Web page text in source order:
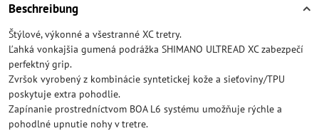
Beschreibung
Štýlové, výkonné a všestranné XC tretry.
Ľahká vonkajšia gumená podrážka SHIMANO ULTREAD XC zabezpečí
perfektný grip.
Zvršok vyrobený z kombinácie syntetickej kože a sieťoviny/TPU
poskytuje extra pohodlie.
Zapínanie prostredníctvom BOA L6 systému umožňuje rýchle a
pohodlné upnutie nohy v tretre.